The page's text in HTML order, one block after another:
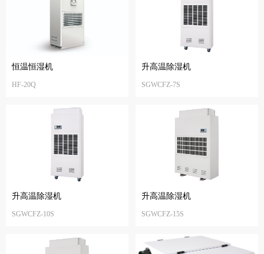
恒温恒湿机
HF-20Q
升高温除湿机
SGWCFZ-7S
升高温除湿机
SGWCFZ-10S
升高温除湿机
SGWCFZ-15S